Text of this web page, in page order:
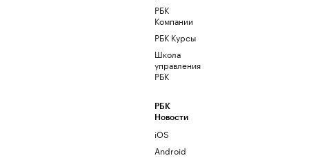
РБК
Компании
РБК Курсы
Школа
управления
РБК
РБК
Новости
iOS
Android